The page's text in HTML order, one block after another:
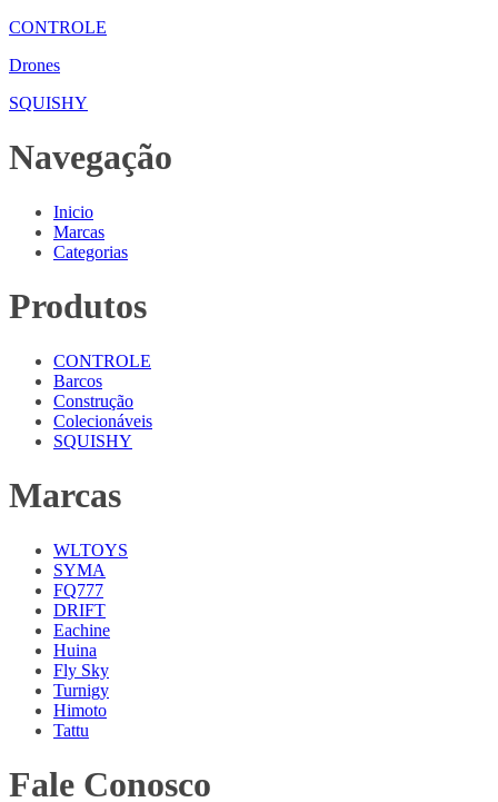
CONTROLE
Drones
SQUISHY
Navegação
Inicio
Marcas
Categorias
Produtos
CONTROLE
Barcos
Construção
Colecionáveis
SQUISHY
Marcas
WLTOYS
SYMA
FQ777
DRIFT
Eachine
Huina
Fly Sky
Turnigy
Himoto
Tattu
Fale Conosco